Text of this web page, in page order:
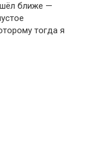
ближе —
тогда я